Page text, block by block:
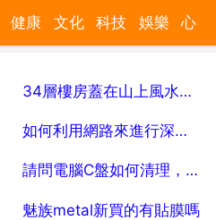
健康 文化 科技 娛樂 心
34層樓房蓋在山上風水好嗎
2025-07-29 如何利用網路來進行深度學習訓練
2025-07-29 請問電腦C盤如何清理，我的是win7系統
2025-07-29
魅族metal新買的有貼膜嗎